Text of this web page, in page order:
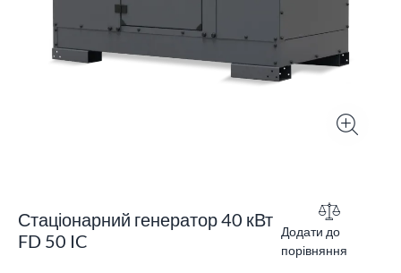
Стаціонарний генератор 40 кВт
FD 50 IC
Додати до
порівняння